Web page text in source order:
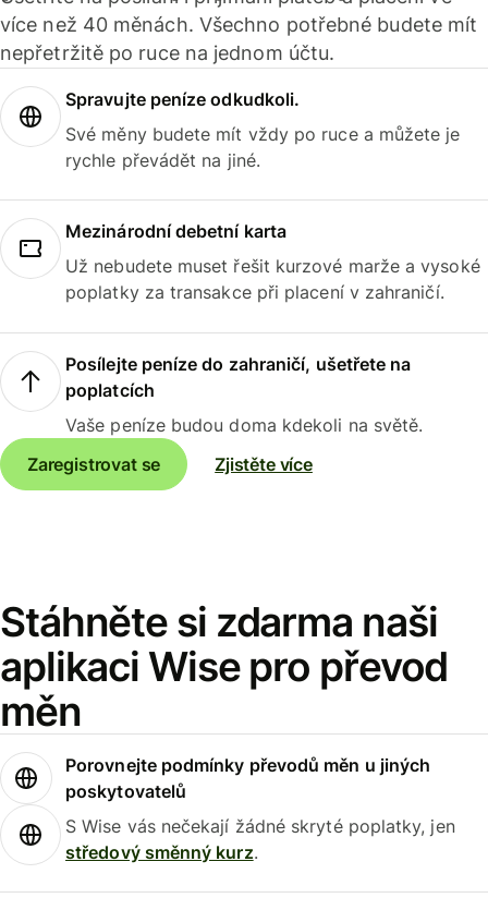
více než 40 měnách. Všechno potřebné budete mít
nepřetržitě po ruce na jednom účtu.
Spravujte peníze odkudkoli.
Své měny budete mít vždy po ruce a můžete je
rychle převádět na jiné.
Mezinárodní debetní karta
Už nebudete muset řešit kurzové marže a vysoké
poplatky za transakce při placení v zahraničí.
Posílejte peníze do zahraničí, ušetřete na
poplatcích
Vaše peníze budou doma kdekoli na světě.
Zaregistrovat se
Zjistěte více
Stáhněte si zdarma naši
aplikaci Wise pro převod
měn
Porovnejte podmínky převodů měn u jiných
poskytovatelů
S Wise vás nečekají žádné skryté poplatky, jen
středový směnný kurz.